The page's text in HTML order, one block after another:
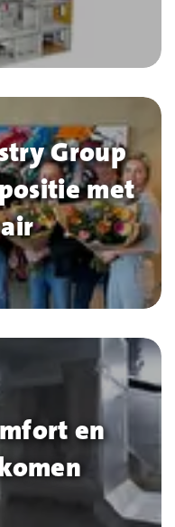
Group
met
en